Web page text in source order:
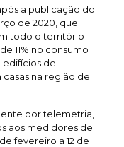
a publicação do
de 2020, que
todo o território
11% no consumo
edifícios de
na região de
por telemetria,
aos medidores de
fevereiro a 12 de